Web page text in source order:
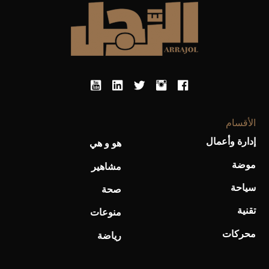
أحذية Mary Jane: ترف وأناقة للرجال
الأقسام
إدارة وأعمال
موضة
سياحة
تقنية
محركات
هو و هي
مشاهير
صحة
منوعات
رياضة